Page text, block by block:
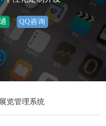
QQ咨询
览管理系统